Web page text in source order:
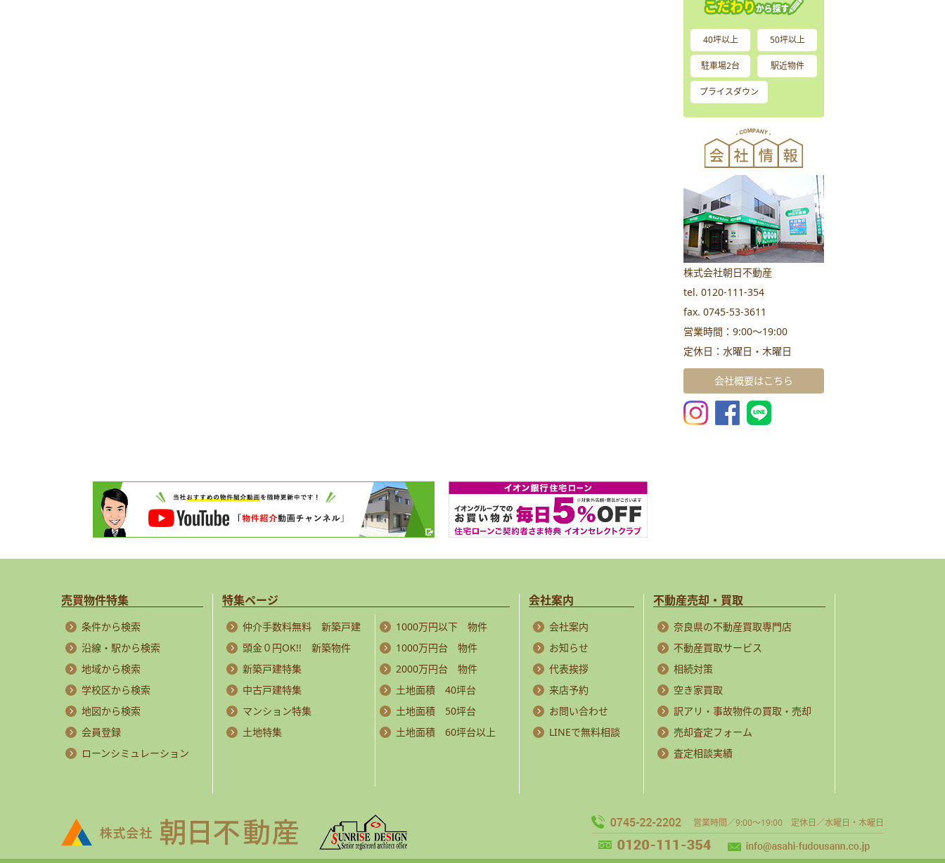
40坪以上 50坪以上
駐車場2台 駅近物件
プライスダウン
株式会社朝日不動産
tel. 0120-111-354
fax. 0745-53-3611
営業時間：9:00～19:00
定休日：水曜日・木曜日
会社概要はこちら
売買物件特集
条件から検索
沿線・駅から検索
地域から検索
学校区から検索
地図から検索
会員登録
ローンシミュレーション
特集ページ
仲介手数料無料 新築戸建
頭金０円OK!! 新築物件
新築戸建特集
中古戸建特集
マンション特集
土地特集
1000万円以下 物件
1000万円台 物件
2000万円台 物件
土地面積 40坪台
土地面積 50坪台
土地面積 60坪台以上
会社案内
会社案内
お知らせ
代表挨拶
来店予約
お問い合わせ
LINEで無料相談
不動産売却・買取
奈良県の不動産買取専門店
不動産買取サービス
相続対策
空き家買取
訳アリ・事故物件の買取・売却
売却査定フォーム
査定相談実績
営業時間／9:00～19:00 定休日／水曜日・木曜日